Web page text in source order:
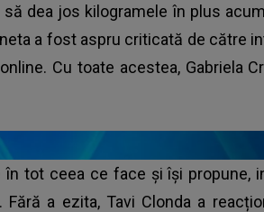
dea jos kilogramele în plus
a fost aspru criticată de către
Cu toate acestea, Gabriela
tot ceea ce face și își propune,
Fără a ezita, Tavi Clonda a